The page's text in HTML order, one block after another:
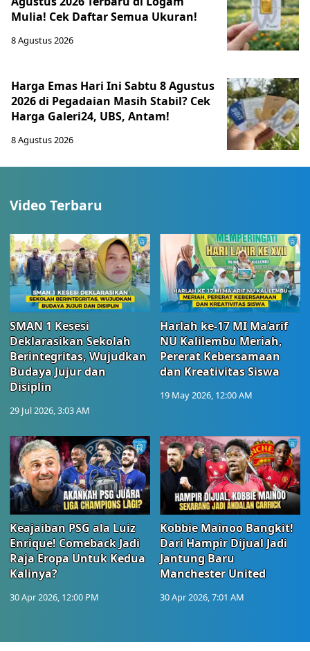
Mulia! Cek Daftar Semua Ukuran!
8 Agustus 2026
Harga Emas Hari Ini Sabtu 8 Agustus
2026 di Pegadaian Masih Stabil? Cek
Harga Galeri24, UBS, Antam!
8 Agustus 2026
Video Terbaru
SMAN 1 Kesesi
Deklarasikan Sekolah
Berintegritas, Wujudkan
Budaya Jujur dan
Disiplin
29 Jul 2026, 3:03 AM
Harlah ke-17 MI Ma’arif
NU Kalilembu Meriah,
Pererat Kebersamaan
dan Kreativitas Siswa
19 May 2026, 12:00 AM
Keajaiban PSG ala Luiz
Enrique! Comeback Jadi
Raja Eropa Untuk Kedua
Kalinya?
30 Apr 2026, 12:00 PM
Kobbie Mainoo Bangkit!
Dari Hampir Dijual Jadi
Jantung Baru
Manchester United
30 Apr 2026, 7:01 AM